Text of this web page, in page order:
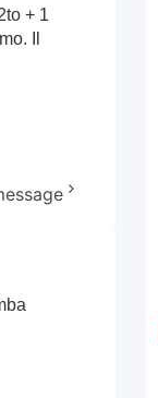
+ 1
Il